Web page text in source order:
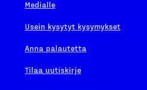
Medialle
Usein kysytyt kysymykset
Anna palautetta
Tilaa uutiskirje